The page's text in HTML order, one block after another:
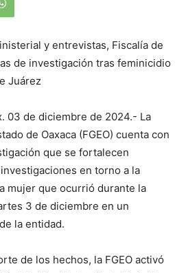
y entrevistas, Fiscalía de
de investigación tras feminicidio
Juárez
03 de diciembre de 2024.- La
de Oaxaca (FGEO) cuenta con
que se fortalecen
en torno a la
mujer que ocurrió durante la
3 de diciembre en un
la entidad.
de los hechos, la FGEO activó